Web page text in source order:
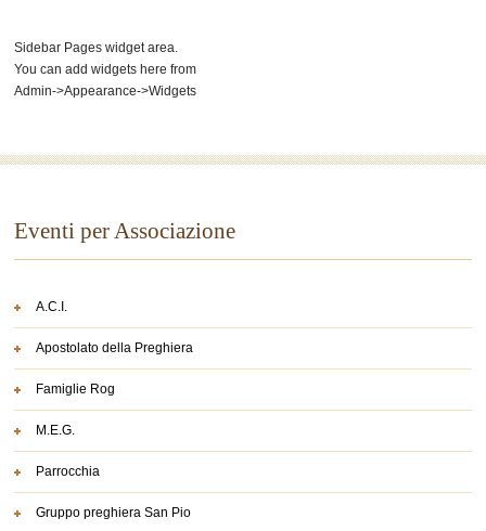
Sidebar Pages widget area.
You can add widgets here from
Admin->Appearance->Widgets
Eventi per Associazione
A.C.I.
Apostolato della Preghiera
Famiglie Rog
M.E.G.
Parrocchia
Gruppo preghiera San Pio